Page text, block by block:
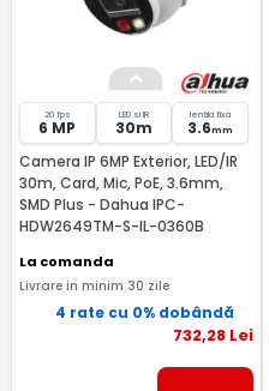
20 fps
6 MP
LED si IR
30m
lentila fixa
3.6mm
Camera IP 6MP Exterior, LED/IR
30m, Card, Mic, PoE, 3.6mm,
SMD Plus - Dahua IPC-
HDW2649TM-S-IL-0360B
La comanda
Livrare in minim 30 zile
4 rate cu 0% dobândă
732,28Lei